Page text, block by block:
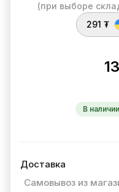
(при выборе
291 ₮
В наличии
Доставка
Самовывоз из